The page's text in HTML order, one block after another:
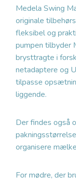
Medela Swing
originale
fleksibel og
pumpen tilbyder
brysttragte i
netadaptere og
tilpasse
liggende.
Der findes også
organisere
For mødre, der